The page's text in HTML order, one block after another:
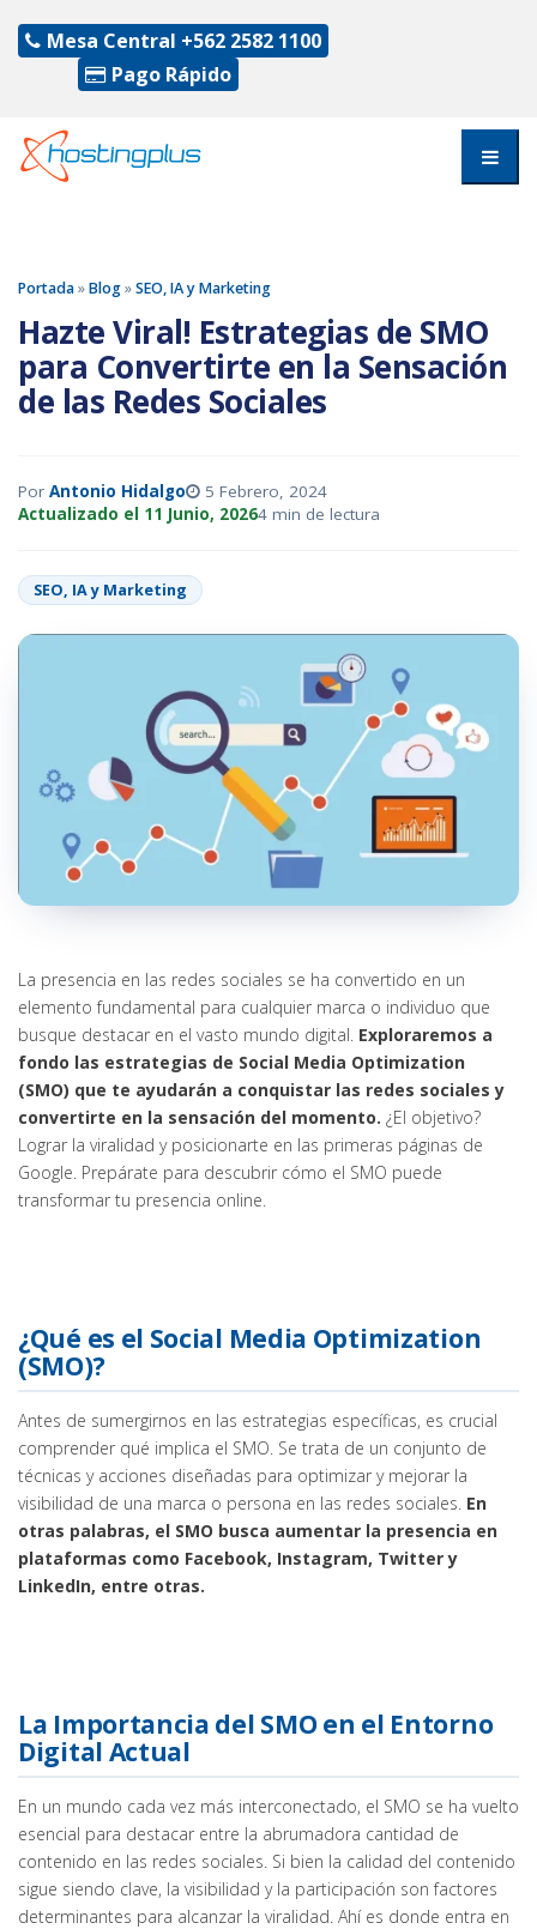
Mesa Central +562 2582 1100
Pago Rápido
Portada»Blog»SEO, IA y Marketing
Hazte Viral! Estrategias de SMO
para Convertirte en la Sensación
de las Redes Sociales
Por Antonio Hidalgo
5 Febrero, 2024
Actualizado el 11 Junio, 20264 min de lectura
SEO, IA y Marketing
La presencia en las redes sociales se ha convertido en un
elemento fundamental para cualquier marca o individuo que
busque destacar en el vasto mundo digital. Exploraremos a
fondo las estrategias de Social Media Optimization
(SMO) que te ayudarán a conquistar las redes sociales y
convertirte en la sensación del momento. ¿El objetivo?
Lograr la viralidad y posicionarte en las primeras páginas de
Google. Prepárate para descubrir cómo el SMO puede
transformar tu presencia online.
¿Qué es el Social Media Optimization
(SMO)?
Antes de sumergirnos en las estrategias específicas, es crucial
comprender qué implica el SMO. Se trata de un conjunto de
técnicas y acciones diseñadas para optimizar y mejorar la
visibilidad de una marca o persona en las redes sociales. En
otras palabras, el SMO busca aumentar la presencia en
plataformas como Facebook, Instagram, Twitter y
LinkedIn, entre otras.
La Importancia del SMO en el Entorno
Digital Actual
En un mundo cada vez más interconectado, el SMO se ha vuelto
esencial para destacar entre la abrumadora cantidad de
contenido en las redes sociales. Si bien la calidad del contenido
sigue siendo clave, la visibilidad y la participación son factores
determinantes para alcanzar la viralidad. Ahí es donde entra en